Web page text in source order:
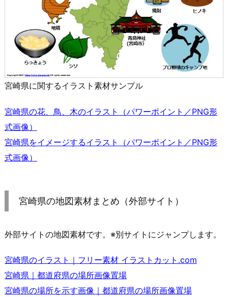
宮崎県に関するイラスト素材サンプル
宮崎県の花、鳥、木のイラスト（パワーポイント／PNG形
式画像）
宮崎県をイメージするイラスト（パワーポイント／PNG形
式画像）
宮崎県の地図素材まとめ（外部サイト）
外部サイトの地図素材です。※別サイトにジャンプします。
宮崎県のイラスト｜フリー素材 イラストカット.com
宮崎県｜都道府県の場所画像置場
宮崎県の場所を示す画像｜都道府県の場所画像置場